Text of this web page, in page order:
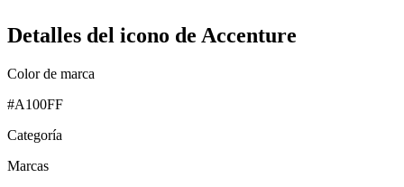
Detalles del icono de Accenture
Color de marca
#A100FF
Categoría
Marcas